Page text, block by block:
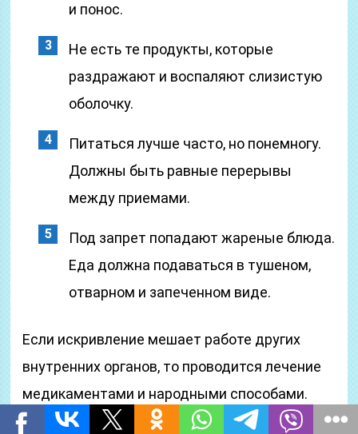
и понос.
Не есть те продукты, которые
раздражают и воспаляют слизистую
оболочку.
Питаться лучше часто, но понемногу.
Должны быть равные перерывы
между приемами.
Под запрет попадают жареные блюда.
Еда должна подаваться в тушеном,
отварном и запеченном виде.
Если искривление мешает работе других
внутренних органов, то проводится лечение
медикаментами и народными способами.
Консервативная терапия направлена на